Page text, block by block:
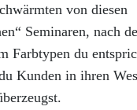
von diesen
Seminaren, nach
Farbtypen du
Kunden in ihren